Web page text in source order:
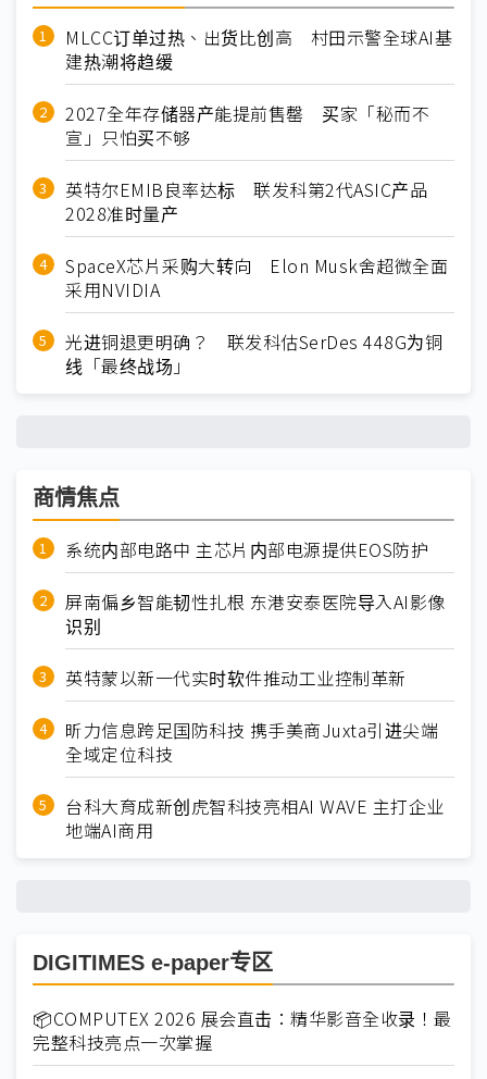
MLCC订单过热、出货比创高 村田示警全球AI基
建热潮将趋缓
2027全年存储器产能提前售罄 买家「秘而不
宣」只怕买不够
英特尔EMIB良率达标 联发科第2代ASIC产品
2028准时量产
SpaceX芯片采购大转向 Elon Musk舍超微全面
采用NVIDIA
光进铜退更明确？ 联发科估SerDes 448G为铜
线「最终战场」
商情焦点
系统内部电路中 主芯片内部电源提供EOS防护
屏南偏乡智能韧性扎根 东港安泰医院导入AI影像
识别
英特蒙以新一代实时软件推动工业控制革新
昕力信息跨足国防科技 携手美商Juxta引进尖端
全域定位科技
台科大育成新创虎智科技亮相AI WAVE 主打企业
地端AI商用
DIGITIMES e-paper专区
📦COMPUTEX 2026 展会直击：精华影音全收录！最
完整科技亮点一次掌握